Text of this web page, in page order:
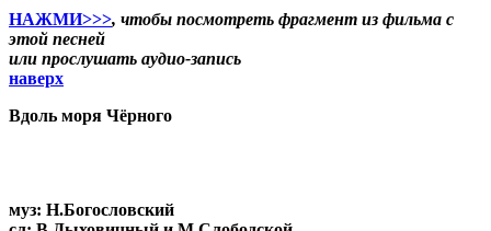
НАЖМИ>>>, чтобы посмотреть фрагмент из фильма с
этой песней
или прослушать аудио-запись
наверх
Вдоль моря Чёрного
муз: Н.Богословский